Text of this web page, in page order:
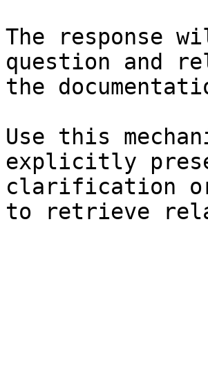
The response
question and
the
Use this
explicitly
clarification